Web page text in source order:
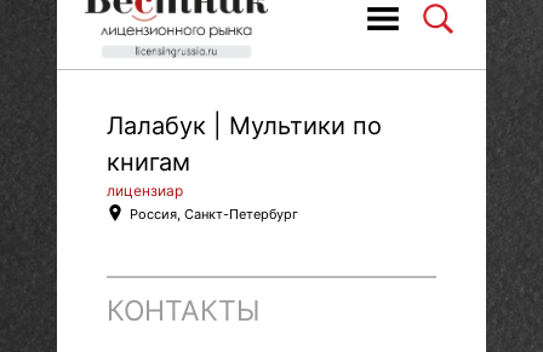
Лалабук | Мультики по
книгам
лицензиар
Россия, Санкт-Петербург
КОНТАКТЫ